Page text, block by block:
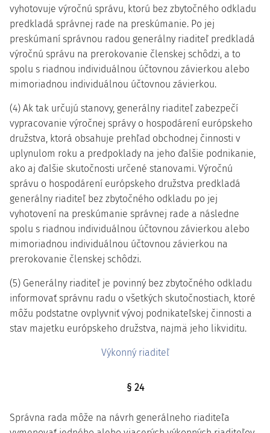
vyhotovuje výročnú správu, ktorú bez zbytočného odkladu
predkladá správnej rade na preskúmanie. Po jej
preskúmaní správnou radou generálny riaditeľ predkladá
výročnú správu na prerokovanie členskej schôdzi, a to
spolu s riadnou individuálnou účtovnou závierkou alebo
mimoriadnou individuálnou účtovnou závierkou.
(4) Ak tak určujú stanovy, generálny riaditeľ zabezpečí
vypracovanie výročnej správy o hospodárení európskeho
družstva, ktorá obsahuje prehľad obchodnej činnosti v
uplynulom roku a predpoklady na jeho ďalšie podnikanie,
ako aj ďalšie skutočnosti určené stanovami. Výročnú
správu o hospodárení európskeho družstva predkladá
generálny riaditeľ bez zbytočného odkladu po jej
vyhotovení na preskúmanie správnej rade a následne
spolu s riadnou individuálnou účtovnou závierkou alebo
mimoriadnou individuálnou účtovnou závierkou na
prerokovanie členskej schôdzi.
(5) Generálny riaditeľ je povinný bez zbytočného odkladu
informovať správnu radu o všetkých skutočnostiach, ktoré
môžu podstatne ovplyvniť vývoj podnikateľskej činnosti a
stav majetku európskeho družstva, najmä jeho likviditu.
Výkonný riaditeľ
§ 24
Správna rada môže na návrh generálneho riaditeľa